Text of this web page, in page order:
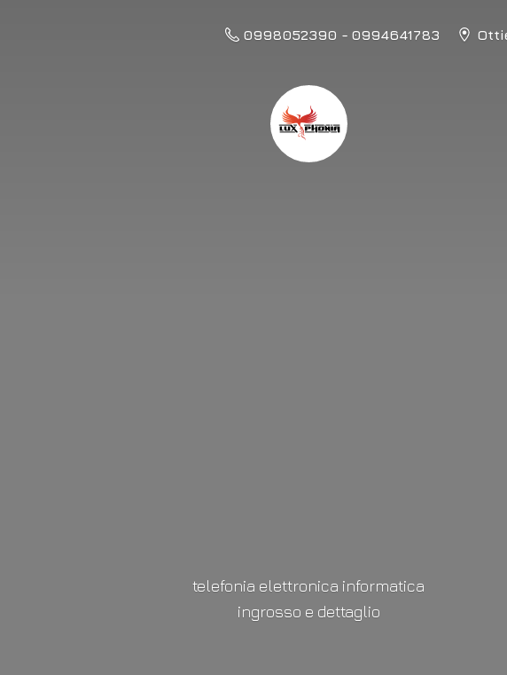
0998052390 - 0994641783
telefonia elettronica informatica
ingrosso e dettaglio